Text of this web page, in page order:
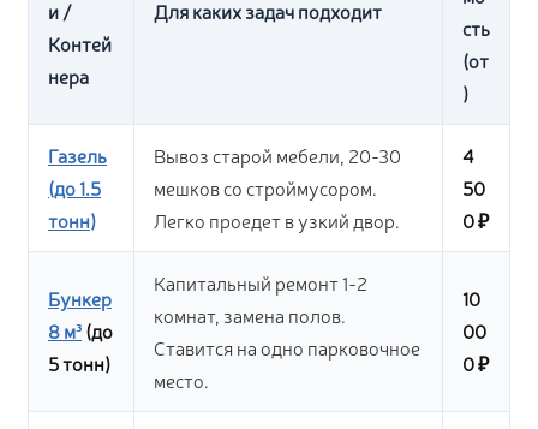
и /
Контей
нера
Для каких задач подходит
сть
(от
)
Газель
(до 1.5
тонн)
Вывоз старой мебели, 20-30
мешков со строймусором.
Легко проедет в узкий двор.
4
50
0 ₽
Бункер
8 м³(до
5 тонн)
Капитальный ремонт 1-2
комнат, замена полов.
Ставится на одно парковочное
место.
10
00
0 ₽